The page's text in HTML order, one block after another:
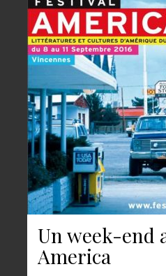
Un week-end
America